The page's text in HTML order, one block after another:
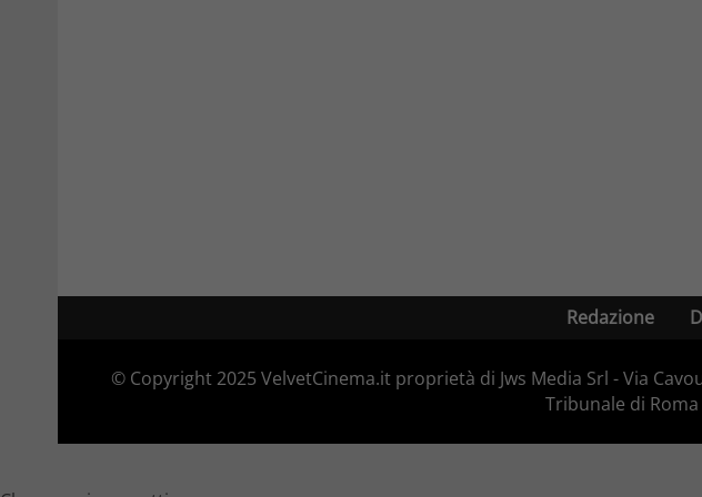
Redazione
© Copyright 2025 VelvetCinema.it proprietà di Jws Media Srl - Via
Tribunale di Roma